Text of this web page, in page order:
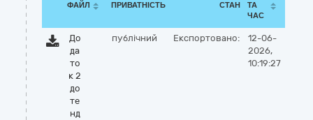
ФАЙЛ ПРИВАТНІСТЬ СТАН
ТА
ЧАС
До
да
то
к 2
до
те
нд
публічний Експортовано:
12-06-
2026,
10:19:27